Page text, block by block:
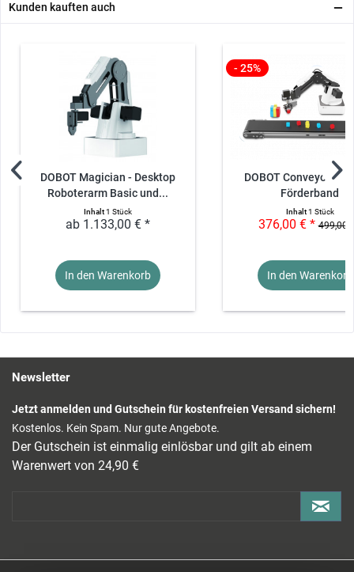
16* Würfelmodul
4* 3Pin Steckkabel (DUPONT, 2.54mm)
4* 4Pin Steckkabel (DUPONT, 2.54mm)
1* Mikro-USB-Kabel
1* USB-Kabel
Kunden kauften auch
DOBOT Magician - Desktop
Roboterarm Basic und...
Inhalt1 Stück
ab 1.133,00 € *
In den Warenkorb
- 25%
DOBOT Conveyor
Förderband
Inhalt1 Stück
376,00 € * 499,00
In den Warenkorb
Newsletter
Jetzt anmelden und Gutschein für kostenfreien Versand sichern!
Kostenlos. Kein Spam. Nur gute Angebote.
Der Gutschein ist einmalig einlösbar und gilt ab einem
Warenwert von 24,90 €